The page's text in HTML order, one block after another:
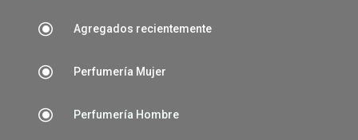
\ Agregados recientemente
\ Perfumería Mujer
\ Perfumería Hombre